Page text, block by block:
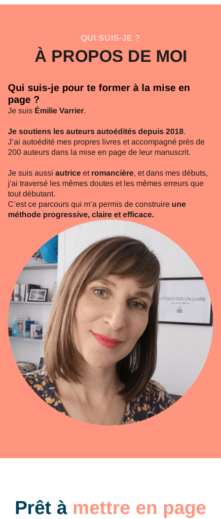
QUI SUIS-JE ?
À PROPOS DE MOI
Qui suis-je pour te former à la mise en
page ?
Je suis Émilie Varrier.
Je soutiens les auteurs autoédités depuis 2018.
J’ai autoédité mes propres livres et accompagné près de
200 auteurs dans la mise en page de leur manuscrit.
Je suis aussi autrice et romancière, et dans mes débuts,
j'ai traversé les mêmes doutes et les mêmes erreurs que
tout débutant.
C’est ce parcours qui m’a permis de construire une
méthode progressive, claire et efficace.
Prêt à mettre en page